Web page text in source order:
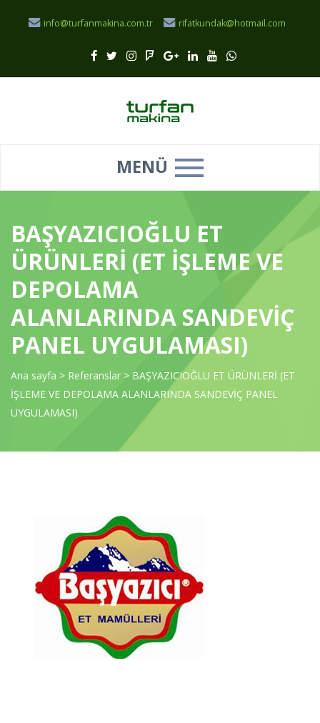
info@turfanmakina.com.tr rifatkundak@hotmail.com
MENÜ
BAŞYAZICIOĞLU ET
ÜRÜNLERİ (ET İŞLEME VE
DEPOLAMA
ALANLARINDA SANDEVİÇ
PANEL UYGULAMASI)
Ana sayfa > Referanslar > BAŞYAZICIOĞLU ET ÜRÜNLERİ (ET
İŞLEME VE DEPOLAMA ALANLARINDA SANDEVİÇ PANEL
UYGULAMASI)